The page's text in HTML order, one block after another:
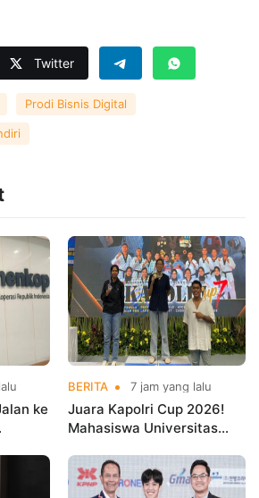
Twitter
Prodi Bisnis Digital
ke
BERITA 7 jam yang lalu
Juara Kapolri Cup 2026!
Mahasiswa Universitas
Nama Kampus di Kejurnas
Taekwondo